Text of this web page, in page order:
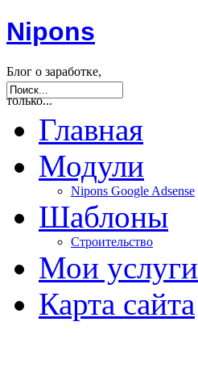
Nipons
Блог о заработке,
seo, joomla и не
только...
Главная
Модули
Nipons Google Adsense
Шаблоны
Строительство
Мои услуги
Карта сайта